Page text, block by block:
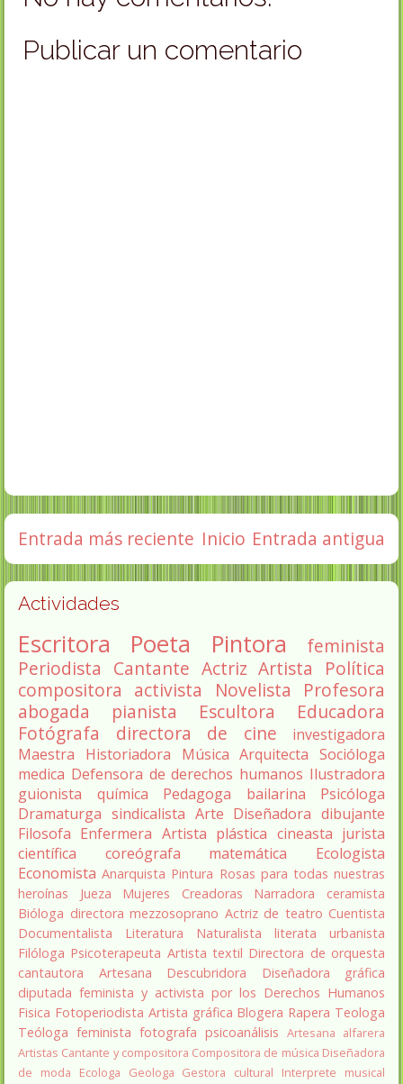
Publicar un comentario
Entrada más reciente Entrada antigua
Inicio
Actividades
Escritora Poeta Pintora
feminista
Periodista Cantante Actriz Artista
Política
compositora activista Novelista
Profesora
abogada
pianista Escultora
Educadora
Fotógrafa
directora de cine
investigadora
Maestra
Historiadora Música Arquitecta Socióloga
medica Defensora de derechos humanos Ilustradora
guionista
química Pedagoga bailarina
Psicóloga
Dramaturga sindicalista Arte Diseñadora dibujante
Filosofa Enfermera Artista plástica cineasta jurista
científica
coreógrafa matemática
Ecologista
Economista Anarquista Pintura Rosas para todas nuestras
heroínas
Jueza Mujeres Creadoras Narradora
ceramista
Bióloga directora mezzosoprano Actriz de teatro Cuentista
Documentalista
Literatura Naturalista literata
urbanista
Filóloga Psicoterapeuta Artista textil Directora de orquesta
cantautora
Artesana Descubridora
Diseñadora gráfica
diputada feminista y activista por los Derechos Humanos
Fisica Fotoperiodista Artista gráfica Blogera Rapera Teologa
Teóloga feminista fotografa psicoanálisis Artesana alfarera
Artistas Cantante y compositora Compositora de música Diseñadora
de moda
Ecologa Geologa Gestora cultural
Interprete musical